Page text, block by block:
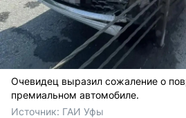
Очевидец выразил сожаление о
премиальном автомобиле.
Источник: ГАИ Уфы